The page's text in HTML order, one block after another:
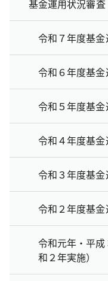
基金運用状況審
令和７年度基金
令和６年度基金
令和５年度基金
令和４年度基金
令和３年度基金
令和２年度基金
令和元年・平
和２年実施）